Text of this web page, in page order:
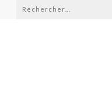
Rechercher :